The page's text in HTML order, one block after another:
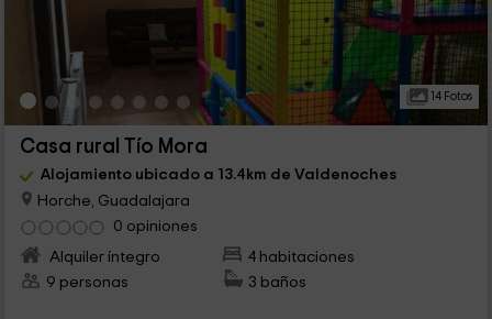
14 Fotos
Casa rural Tío Mora
Alojamiento ubicado a 13.4km de Valdenoches
Horche, Guadalajara
0 opiniones
Alquiler íntegro
4 habitaciones
9 personas
3 baños